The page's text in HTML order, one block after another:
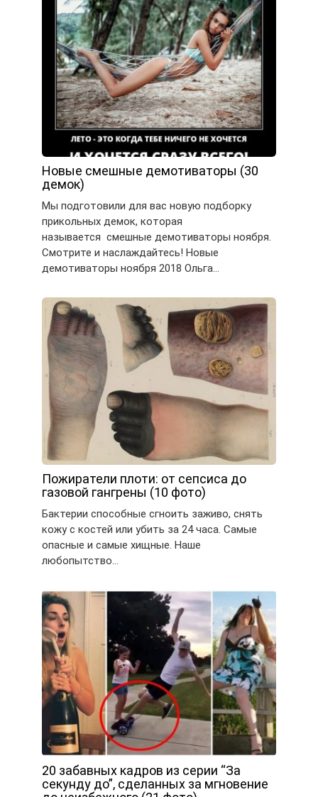
Новые смешные демотиваторы (30
демок)
Мы подготовили для вас новую подборку
прикольных демок, которая
называется смешные демотиваторы ноября.
Смотрите и наслаждайтесь! Новые
демотиваторы ноября 2018 Ольга…
Пожиратели плоти: от сепсиса до
газовой гангрены (10 фото)
Бактерии способные сгноить заживо, снять
кожу с костей или убить за 24 часа. Самые
опасные и самые хищные. Наше
любопытство…
20 забавных кадров из серии “За
секунду до”, сделанных за мгновение